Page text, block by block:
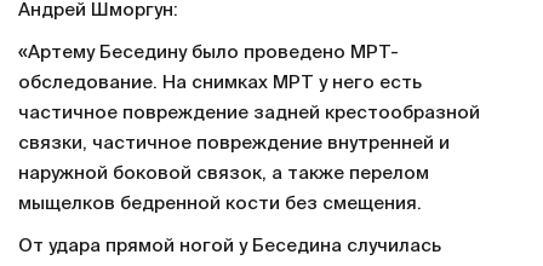
Андрей Шморгун:
«Артему Беседину было проведено МРТ-
обследование. На снимках МРТ у него есть
частичное повреждение задней крестообразной
связки, частичное повреждение внутренней и
наружной боковой связок, а также перелом
мыщелков бедренной кости без смещения.
От удара прямой ногой у Беседина случилась